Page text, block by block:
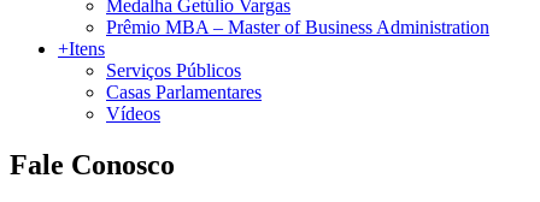
Medalha Getúlio Vargas
Prêmio MBA – Master of Business Administration
+Itens
Serviços Públicos
Casas Parlamentares
Vídeos
Fale Conosco